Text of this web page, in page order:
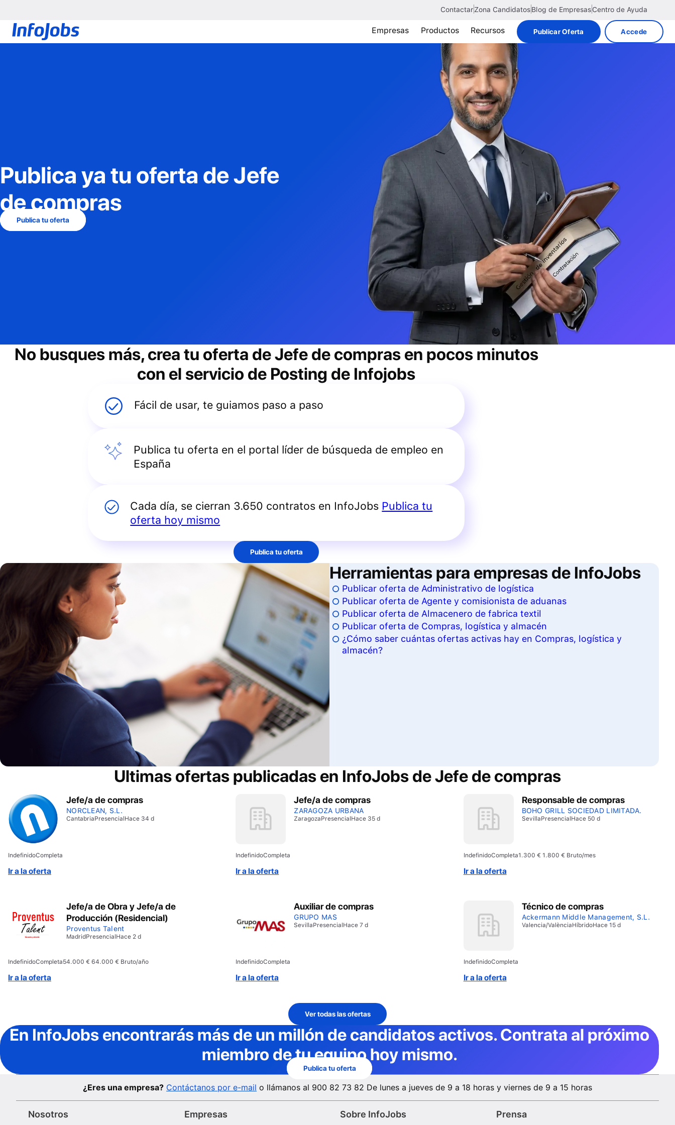
ContactarZona CandidatosBlog de EmpresasCentro de Ayuda
Empresas Productos Recursos Publicar Oferta Accede
Publica ya tu oferta deJefe
de compras
Publica tu oferta
No busques más, crea tu oferta deJefe de comprasen pocos minutos
con el servicio de Posting de Infojobs
Fácil de usar, te guiamos paso a paso
Publica tu oferta en el portal líder de búsqueda de empleo en
España
Cada día, se cierran 3.650 contratos en InfoJobs Publica tu
oferta hoy mismo
Publica tu oferta
Herramientas para empresas de InfoJobs
Publicar oferta de Administrativo de logística
Publicar oferta de Agente y comisionista de aduanas
Publicar oferta de Almacenero de fabrica textil
Publicar oferta de Compras, logística y almacén
¿Cómo saber cuántas ofertas activas hay en Compras, logística y
almacén?
Ultimas ofertas publicadas en InfoJobs deJefe de compras
Jefe/a de compras
NORCLEAN, S.L.
CantabriaPresencialHace 34 d
IndefinidoCompleta
Ir a la oferta
Jefe/a de compras
ZARAGOZA URBANA
ZaragozaPresencialHace 35 d
IndefinidoCompleta
Ir a la oferta
Responsable de compras
BOHO GRILL SOCIEDAD LIMITADA.
SevillaPresencialHace 50 d
IndefinidoCompleta1.300 € 1.800 € Bruto/mes
Ir a la oferta
Jefe/a de Obra y Jefe/a de
Producción (Residencial)
Proventus Talent
MadridPresencialHace 2 d
IndefinidoCompleta54.000 € 64.000 € Bruto/año
Ir a la oferta
Auxiliar de compras
GRUPO MAS
SevillaPresencialHace 7 d
IndefinidoCompleta
Ir a la oferta
Técnico de compras
Ackermann Middle Management, S.L.
Valencia/ValènciaHíbridoHace 15 d
IndefinidoCompleta
Ir a la oferta
Ver todas las ofertas
En InfoJobs encontrarás más de un millón de candidatos activos. Contrata al próximo
miembro de tu equipo hoy mismo.
Publica tu oferta
¿Eres una empresa? Contáctanos por e-mail o llámanos al 900 82 73 82 De lunes a jueves de 9 a 18 horas y viernes de 9 a 15 horas
Nosotros Empresas Sobre InfoJobs Prensa